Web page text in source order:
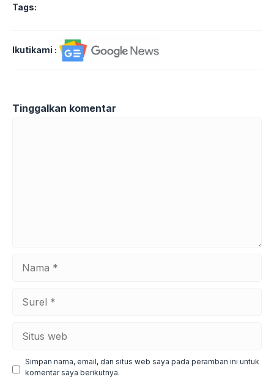
Tags:
Ikutikami :
Tinggalkan komentar
Simpan nama, email, dan situs web saya pada peramban ini untuk
komentar saya berikutnya.